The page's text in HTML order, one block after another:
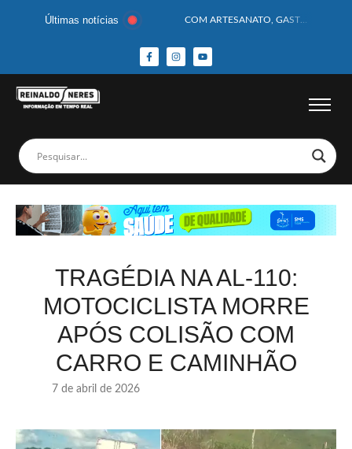
Últimas notícias
HOMEM CAI DE CACHOEIRA DE 40 METROS AO TENTAR FAZER FOTO
CORPOS DAS SEIS VÍTIMAS DE ACIDENTE COM LANCHA SÃO VELADOS; SAIBA COMO FOI
TRAGÉDIA NA AL-110:
MOTOCICLISTA MORRE
APÓS COLISÃO COM
CARRO E CAMINHÃO
7 de abril de 2026